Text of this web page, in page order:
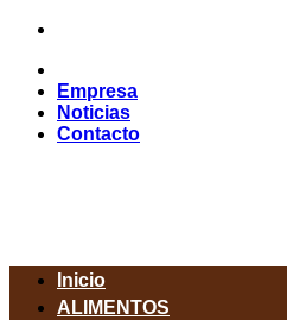
Saltar
contenido
Empresa
Noticias
Contacto
Inicio
ALIMENTOS